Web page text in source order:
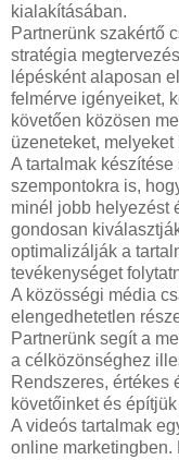
kialakításában.
Partnerünk szakértő
stratégia
lépésként alaposan
felmérve igényeiket,
követően közösen
üzeneteket,
A tartalmak
szempontokra is,
minél jobb helyezést
gondosan
optimalizálják a
tevékenységet
A közösségi média
elengedhetetlen
Partnerünk segít a
a célközönséghez
Rendszeres, értékes
követőinket és
A videós tartalmak
online marketingben.